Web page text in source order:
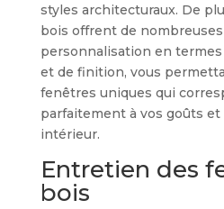
styles architecturaux. De
bois offrent de
personnalisation en
et de finition, vous
fenêtres uniques qui
parfaitement à vos goûts et
intérieur.
Entretien des
bois